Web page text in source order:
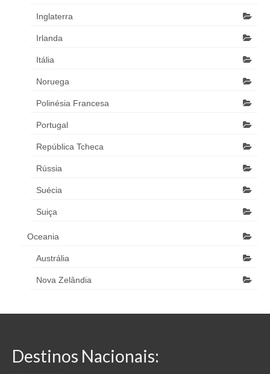
Inglaterra
Irlanda
Itália
Noruega
Polinésia Francesa
Portugal
República Tcheca
Rússia
Suécia
Suiça
Oceania
Austrália
Nova Zelândia
Destinos Nacionais: